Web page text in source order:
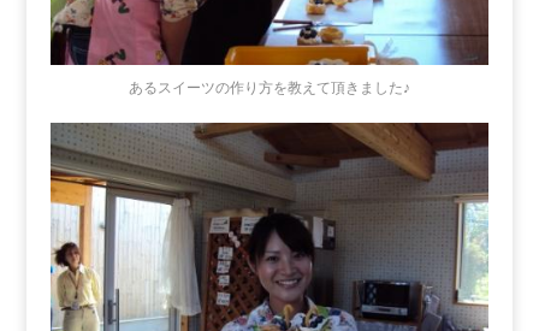
あるスイーツの作り方を教えて頂きました♪